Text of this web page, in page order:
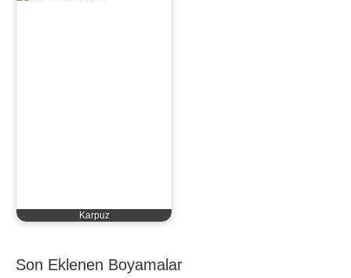
Karpuz
Son Eklenen Boyamalar